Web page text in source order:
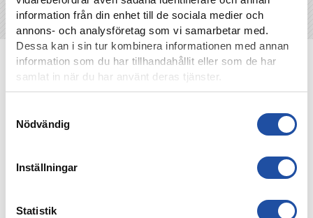
information från din enhet till de sociala medier och
annons- och analysföretag som vi samarbetar med.
Dessa kan i sin tur kombinera informationen med annan
information som du har tillhandahållit eller som de har
samlat in när du har använt deras tjänster.
Nödvändig
Inställningar
Statistik
NYHETER